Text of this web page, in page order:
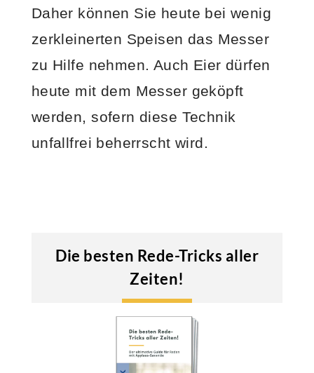
Daher können Sie heute bei wenig
zerkleinerten Speisen das Messer
zu Hilfe nehmen. Auch Eier dürfen
heute mit dem Messer geköpft
werden, sofern diese Technik
unfallfrei beherrscht wird.